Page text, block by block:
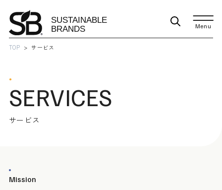
Menu
TOP サービス
SERVICES
サービス